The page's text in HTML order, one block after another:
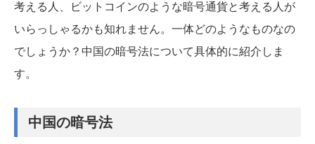
考える人、ビットコインのような暗号通貨と考える人が
いらっしゃるかも知れません。一体どのようなものなの
でしょうか？中国の暗号法について具体的に紹介しま
す。
中国の暗号法